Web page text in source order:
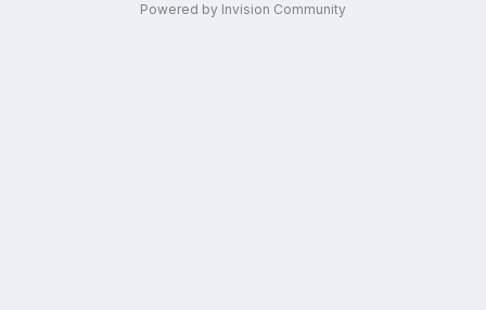
Powered by Invision Community